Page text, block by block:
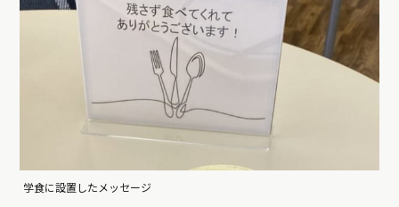
学食に設置したメッセージ